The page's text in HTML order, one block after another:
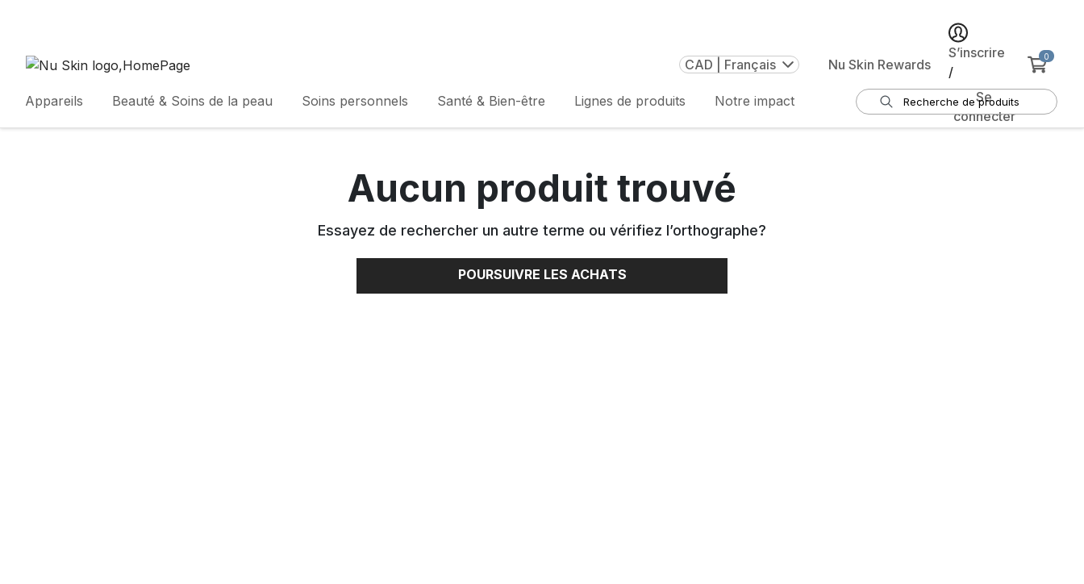
CAD | Français Nu Skin Rewards
S’inscrire
/
Se
connecter
0
Appareils Beauté & Soins de la peau Soins personnels Santé & Bien-être Lignes de produits Notre impact
Aucun produit trouvé
Essayez de rechercher un autre terme ou vérifiez l’orthographe?
POURSUIVRE LES ACHATS